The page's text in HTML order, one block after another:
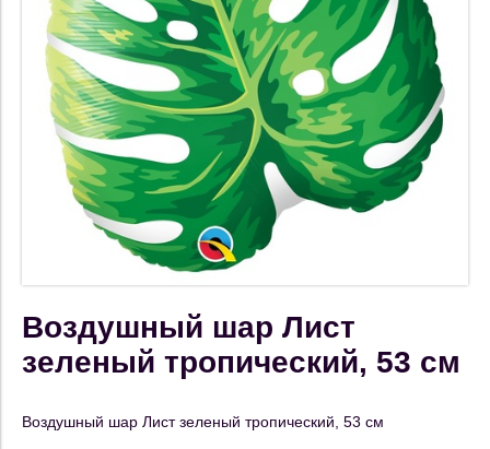
Воздушный шар Лист
зеленый тропический, 53 см
Воздушный шар Лист зеленый тропический, 53 см